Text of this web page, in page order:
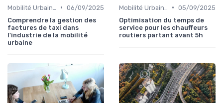
• 06/09/2025
Comprendre la gestion des
factures de taxi dans
l'industrie de la mobilité
urbaine
• 05/09/2025
Optimisation du temps de
service pour les chauffeurs
routiers partant avant 5h